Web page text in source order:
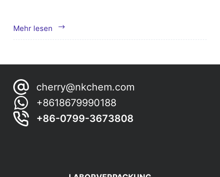
Mehr lesen Raffinerie
cherry@nkchem.com
+8618679990188
+86-0799-3673808